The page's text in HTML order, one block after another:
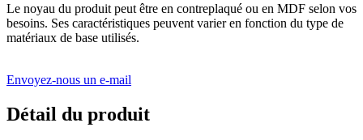
Le noyau du produit peut être en contreplaqué ou en MDF selon vos
besoins. Ses caractéristiques peuvent varier en fonction du type de
matériaux de base utilisés.
Envoyez-nous un e-mail
Détail du produit